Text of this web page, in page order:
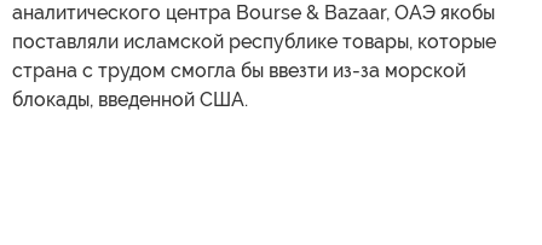
аналитического центра Bourse & Bazaar, ОАЭ якобы
поставляли исламской республике товары, которые
страна с трудом смогла бы ввезти из-за морской
блокады, введенной США.